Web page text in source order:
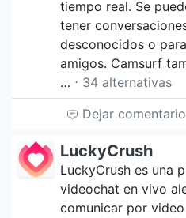
tiempo real. Se
tener
desconocidos o
amigos. Camsurf
… ⋅ 34 alternativas
Dejar comentario
LuckyCrush
LuckyCrush es una
videochat en vivo
comunicar por